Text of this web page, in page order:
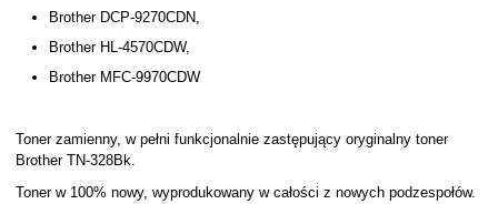
Brother DCP-9270CDN,
Brother HL-4570CDW,
Brother MFC-9970CDW
Toner zamienny, w pełni funkcjonalnie zastępujący oryginalny toner
Brother TN-328Bk.
Toner w 100% nowy, wyprodukowany w całości z nowych podzespołów.